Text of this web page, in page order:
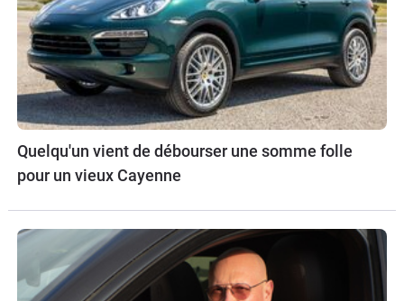
Quelqu'un vient de débourser une somme folle
pour un vieux Cayenne